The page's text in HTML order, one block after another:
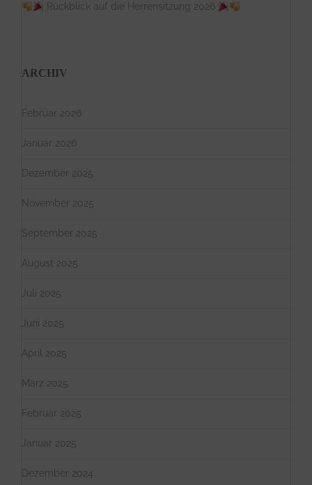
Rückblick auf die Herrensitzung 2026
ARCHIV
Februar 2026
Januar 2026
Dezember 2025
November 2025
September 2025
August 2025
Juli 2025
Juni 2025
April 2025
März 2025
Februar 2025
Januar 2025
Dezember 2024